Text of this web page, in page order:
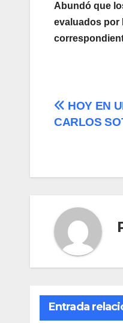
Abundó que
evaluados por
HOY EN
CARLOS
Entrada